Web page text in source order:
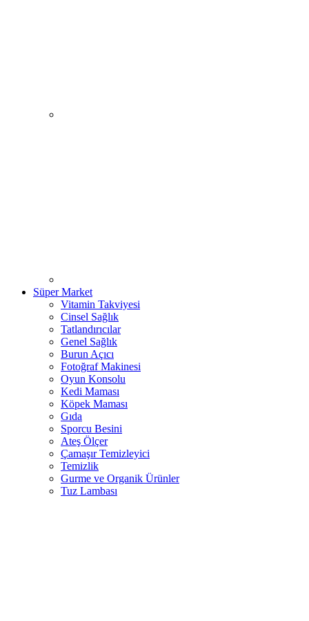
Süper Market
Vitamin Takviyesi
Cinsel Sağlık
Tatlandırıcılar
Genel Sağlık
Burun Açıcı
Fotoğraf Makinesi
Oyun Konsolu
Kedi Maması
Köpek Maması
Gıda
Sporcu Besini
Ateş Ölçer
Çamaşır Temizleyici
Temizlik
Gurme ve Organik Ürünler
Tuz Lambası